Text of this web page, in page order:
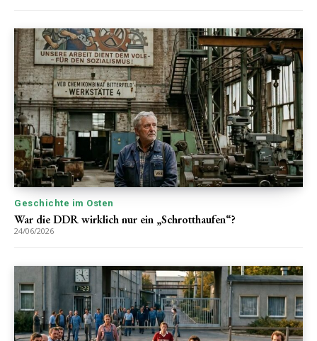
Geschichte im Osten
War die DDR wirklich nur ein „Schrotthaufen“?
24/06/2026